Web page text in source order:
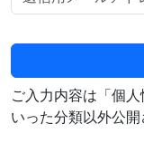
ご入力内容は「個
いった分類以外公開